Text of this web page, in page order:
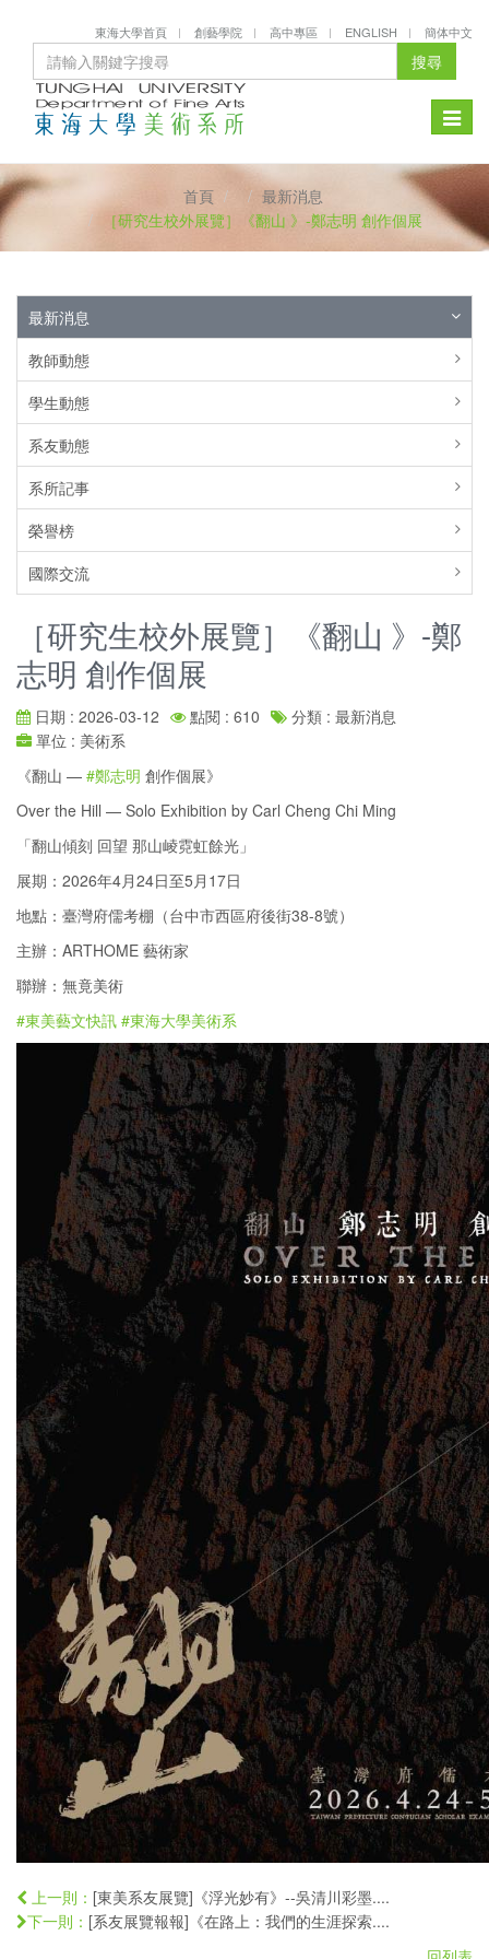
東海大學首頁 創藝學院 高中專區 ENGLISH 簡体中文
搜尋
Toggle
首頁
最新消息
［研究生校外展覽］《翻山 》-鄭志明 創作個展
最新消息
教師動態
學生動態
系友動態
系所記事
榮譽榜
國際交流
［研究生校外展覽］《翻山 》-鄭
志明 創作個展
日期 : 2026-03-12 點閱 : 610
分類 : 最新消息
單位 : 美術系
《翻山 — #鄭志明 創作個展》
Over the Hill — Solo Exhibition by Carl Cheng Chi Ming
「翻山傾刻 回望 那山崚霓虹餘光」
展期：2026年4月24日至5月17日
地點：臺灣府儒考棚（台中市西區府後街38-8號）
主辦：ARTHOME 藝術家
聯辦：無竟美術
#東美藝文快訊 #東海大學美術系
上一則： [東美系友展覽]《浮光妙有》--吳清川彩墨....
下一則： [系友展覽報報]《在路上：我們的生涯探索....